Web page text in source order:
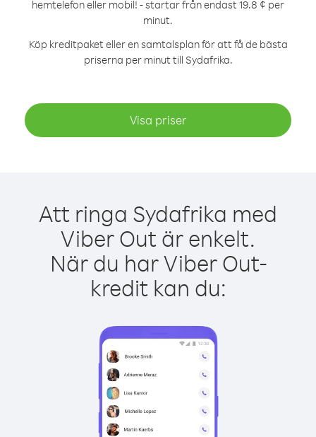
hemtelefon eller mobil! - startar från endast 19.8 ¢ per
minut.
Köp kreditpaket eller en samtalsplan för att få de bästa
priserna per minut till Sydafrika.
Visa priser
Att ringa Sydafrika med
Viber Out är enkelt.
När du har Viber Out-
kredit kan du: